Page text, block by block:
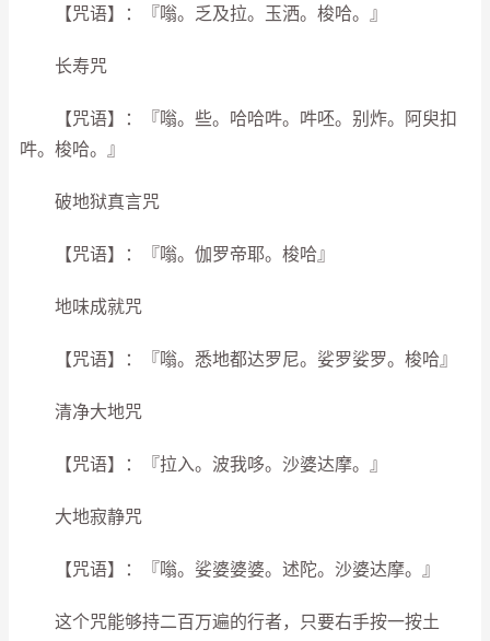
【咒语】：『嗡。乏及拉。玉洒。梭哈。』
长寿咒
【咒语】：『嗡。些。哈哈吽。吽呸。别炸。阿臾扣
吽。梭哈。』
破地狱真言咒
【咒语】：『嗡。伽罗帝耶。梭哈』
地味成就咒
【咒语】：『嗡。悉地都达罗尼。娑罗娑罗。梭哈』
清净大地咒
【咒语】：『拉入。波我哆。沙婆达摩。』
大地寂静咒
【咒语】：『嗡。娑婆婆婆。述陀。沙婆达摩。』
这个咒能够持二百万遍的行者，只要右手按一按土